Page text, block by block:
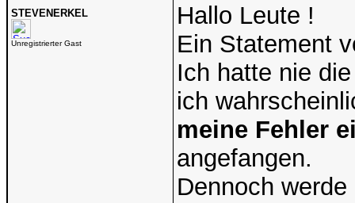
STEVENERKEL
Unregistrierter Gast
Hallo Leute !
Ein Statement
Ich hatte nie
ich
meine Fehler
angefangen.
Dennoch